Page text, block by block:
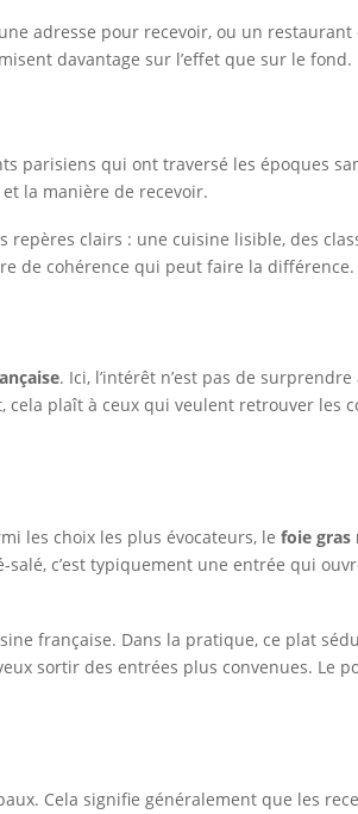
adresse pour recevoir, ou un restaurant
davantage sur l’effet que sur le fond.
parisiens qui ont traversé les époques
la manière de recevoir.
clairs : une cuisine lisible, des
de cohérence qui peut faire la différence.
. Ici, l’intérêt n’est pas de
plaît à ceux qui veulent retrouver les
les choix les plus évocateurs, le foie gras
c’est typiquement une entrée qui
française. Dans la pratique, ce plat
sortir des entrées plus convenues. Le
Cela signifie généralement que les